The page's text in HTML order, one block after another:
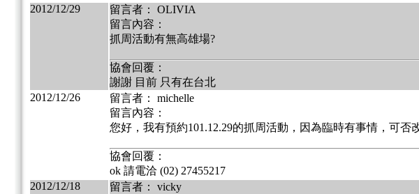
2012/12/29
留言者： OLIVIA
留言內容：
抓周活動有無高雄場?
協會回覆：
謝謝 目前 只有在台北
2012/12/26
留言者： michelle
留言內容：
您好，我有預約101.12.29的抓周活動，因為臨時有事情，可否
協會回覆：
ok 請電洽 (02) 27455217
2012/12/18
留言者： vicky